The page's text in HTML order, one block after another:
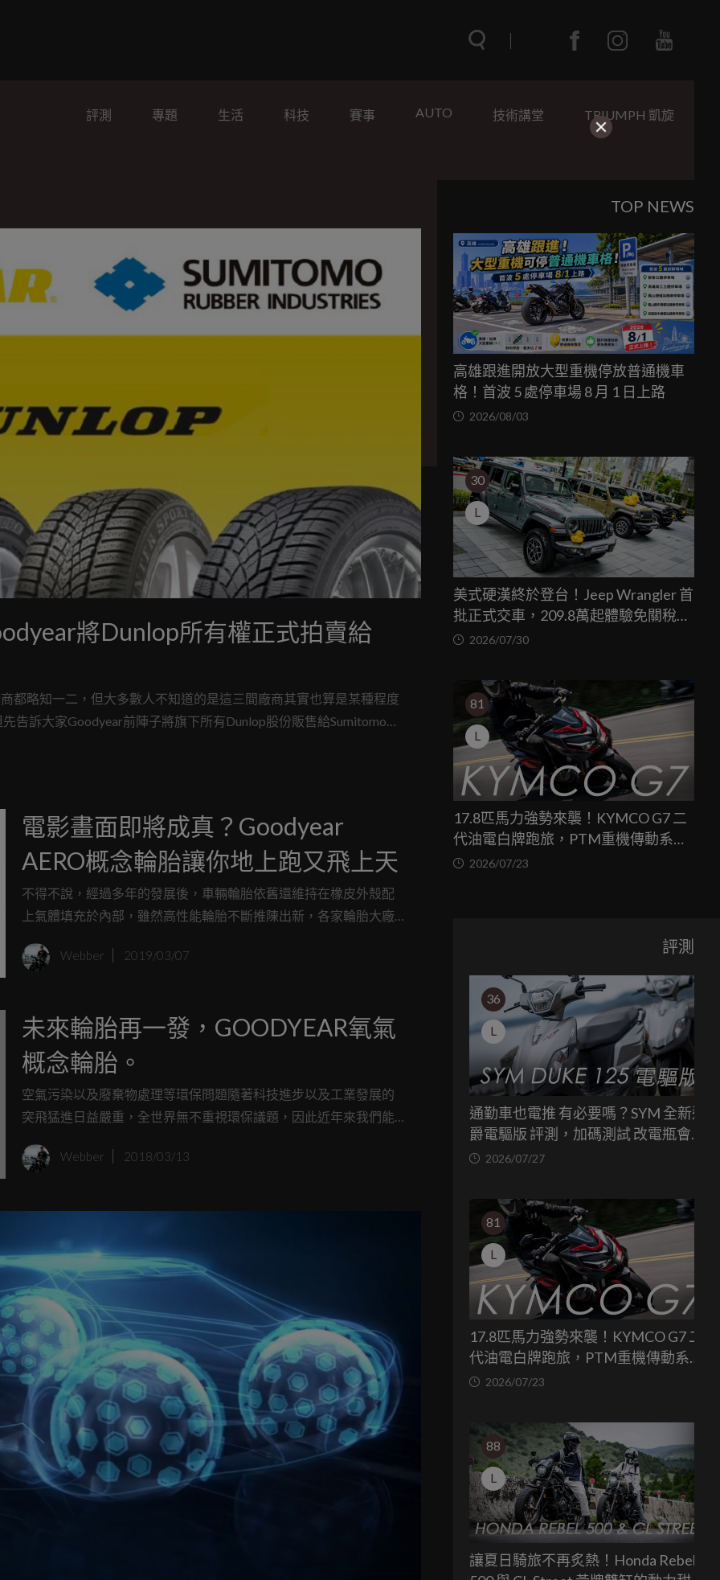
評測 專題 生活 科技 賽事 AUTO 技術講堂 TRIUMPH 凱旋
將Dunlop所有權正式拍賣給
都略知一二，但大多數人不知道的是這三間廠商其實也算是某種程度
告訴大家Goodyear前陣子將旗下所有Dunlop股份販售給Sumitomo這
電影畫面即將成真？Goodyear
AERO概念輪胎讓你地上跑又飛上天
不得不說，經過多年的發展後，車輛輪胎依舊還維持在橡皮外殼配
上氣體填充於內部，雖然高性能輪胎不斷推陳出新，各家輪胎大廠
的失壓續跑胎都是實用的科技，但如果你將標準再提高些，輪胎似
Webber 2019/03/07
未來輪胎再一發，GOODYEAR氧氣
概念輪胎。
空氣污染以及廢棄物處理等環保問題隨著科技進步以及工業發展的
突飛猛進日益嚴重，全世界無不重視環保議題，因此近年來我們能
目標，無疑就是要讓大環境更加友善，但是車輛動力革新了，其他
Webber 2018/03/13
TOP NEWS
高雄跟進開放大型重機停放普通機車
格！首波 5 處停車場 8 月 1 日上路
2026/08/03
30
L
美式硬漢終於登台！Jeep Wrangler 首
批正式交車，209.8萬起體驗免關稅越
野魅力
2026/07/30
81
L
17.8匹馬力強勢來襲！KYMCO G7 二
代油電白牌跑旅，PTM重機傳動系統
與8公斤減重的操控饗宴
2026/07/23
評測
36
L
通勤車也電推 有必要嗎？SYM 全新迪
爵電驅版 評測，加碼測試 改電瓶會更
省油嗎？
2026/07/27
81
L
17.8匹馬力強勢來襲！KYMCO G7 二
代油電白牌跑旅，PTM重機傳動系統
與8公斤減重的操控饗宴
2026/07/23
88
L
讓夏日騎旅不再炙熱！Honda Rebel